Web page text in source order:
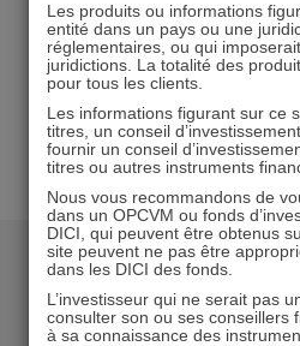
Les produits ou informations
entité dans un pays ou une
réglementaires, ou qui
juridictions. La totalité des
pour tous les clients.
Les informations figurant sur ce
titres, un conseil
fournir un conseil
titres ou autres instruments
Nous vous recommandons de
dans un OPCVM ou fonds
DICI, qui peuvent être obtenus
site peuvent ne pas être
dans les DICI des fonds.
L’investisseur qui ne serait pas
consulter son ou ses conseillers
à sa connaissance des